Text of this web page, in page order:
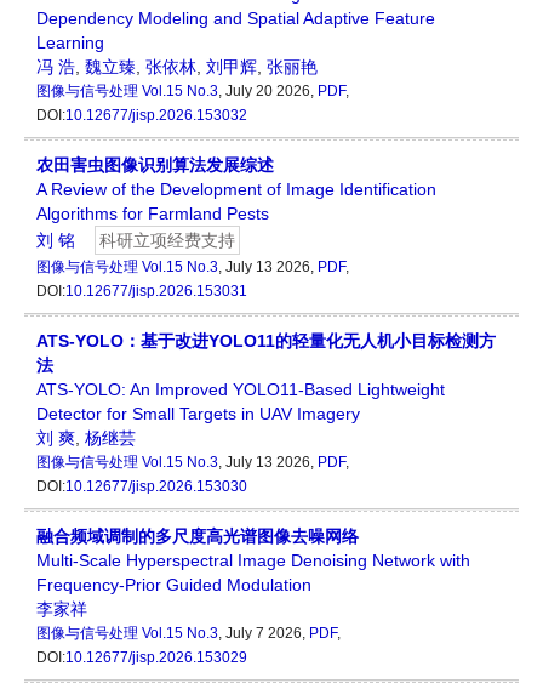
Dependency Modeling and Spatial Adaptive Feature
Learning
冯 浩 魏立臻 张依林 刘甲辉 张丽艳
图像与信号处理 Vol.15 No.3, July 20 2026, PDF,
DOI:10.12677/jisp.2026.153032
农田害虫图像识别算法发展综述
A Review of the Development of Image Identification
Algorithms for Farmland Pests
刘 铭
科研立项经费支持
图像与信号处理 Vol.15 No.3, July 13 2026, PDF,
DOI:10.12677/jisp.2026.153031
ATS-YOLO：基于改进YOLO11的轻量化无人机小目标检测方
法
ATS-YOLO: An Improved YOLO11-Based Lightweight
Detector for Small Targets in UAV Imagery
刘 爽 杨继芸
图像与信号处理 Vol.15 No.3, July 13 2026, PDF,
DOI:10.12677/jisp.2026.153030
融合频域调制的多尺度高光谱图像去噪网络
Multi-Scale Hyperspectral Image Denoising Network with
Frequency-Prior Guided Modulation
李家祥
图像与信号处理 Vol.15 No.3, July 7 2026, PDF,
DOI:10.12677/jisp.2026.153029